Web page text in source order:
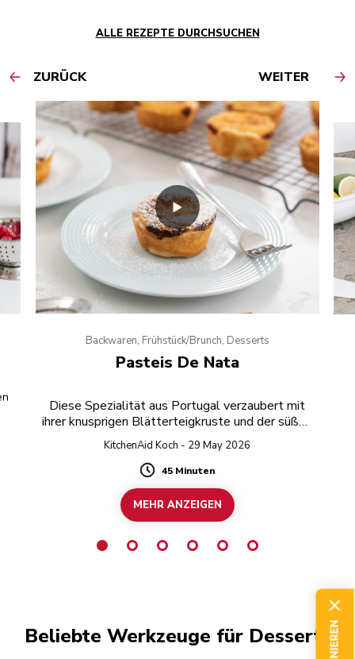
ALLE REZEPTE DURCHSUCHEN
ZURÜCK WEITER
Backwaren, Frühstück/Brunch, Desserts
Pasteis De Nata
Diese Spezialität aus Portugal verzaubert mit
ihrer knusprigen Blätterteigkruste und der süßen
Puddingfüllung.
KitchenAid Koch - 29 May 2026
Duration
45 Minuten
MEHR ANZEIGEN
Beliebte Werkzeuge für Desserts